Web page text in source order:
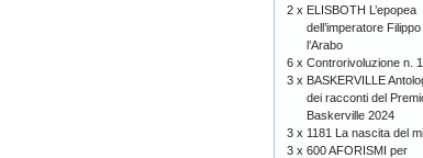
2 x ELISBOTH L’epopea
dell’imperatore Filippo
l’Arabo
6 x Controrivoluzione n.
3 x BASKERVILLE
dei racconti del
Baskerville 2024
3 x 1181 La nascita del
3 x 600 AFORISMI per